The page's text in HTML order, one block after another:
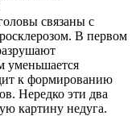
связаны с
В первом
уменьшается
к формированию
Нередко эти два
картину недуга.